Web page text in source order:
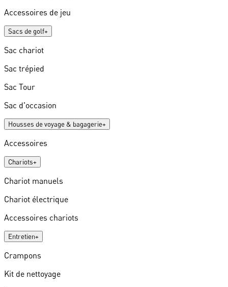
Accessoires de jeu
Sacs de golf+
Sac chariot
Sac trépied
Sac Tour
Sac d'occasion
Housses de voyage & bagagerie+
Accessoires
Chariots+
Chariot manuels
Chariot électrique
Accessoires chariots
Entretien+
Crampons
Kit de nettoyage